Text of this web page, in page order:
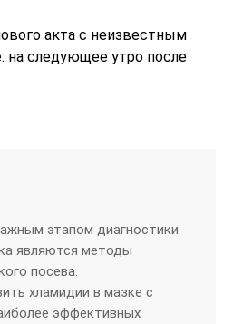
акта с неизвестным
на следующее утро после
этапом диагностики
являются методы
посева.
хламидии в мазке с
эффективных